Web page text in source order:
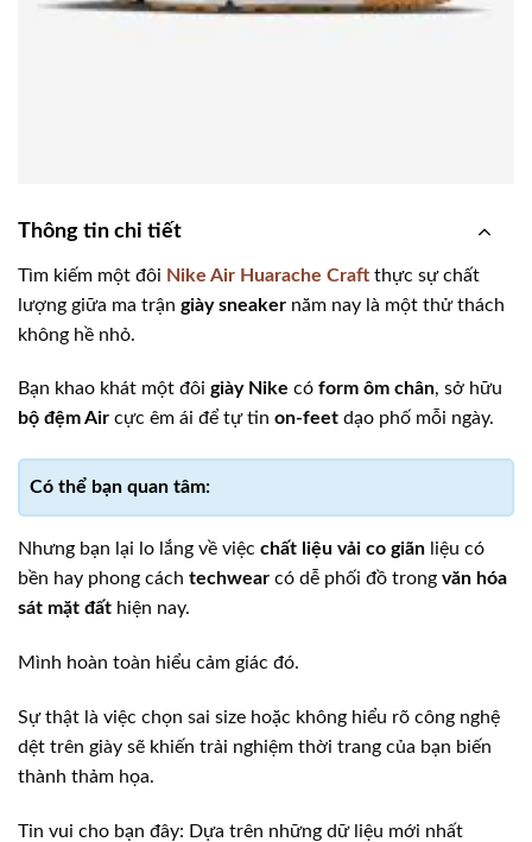
Thông tin chi tiết
Tìm kiếm một đôi Nike Air Huarache Craft thực sự chất
lượng giữa ma trận giày sneaker năm nay là một thử thách
không hề nhỏ.
Bạn khao khát một đôi giày Nike có form ôm chân, sở hữu
bộ đệm Air cực êm ái để tự tin on-feet dạo phố mỗi ngày.
Nhưng bạn lại lo lắng về việc chất liệu vải co giãn liệu có
bền hay phong cách techwear có dễ phối đồ trong văn hóa
sát mặt đất hiện nay.
Mình hoàn toàn hiểu cảm giác đó.
Sự thật là việc chọn sai size hoặc không hiểu rõ công nghệ
dệt trên giày sẽ khiến trải nghiệm thời trang của bạn biến
thành thảm họa.
Tin vui cho bạn đây: Dựa trên những dữ liệu mới nhất